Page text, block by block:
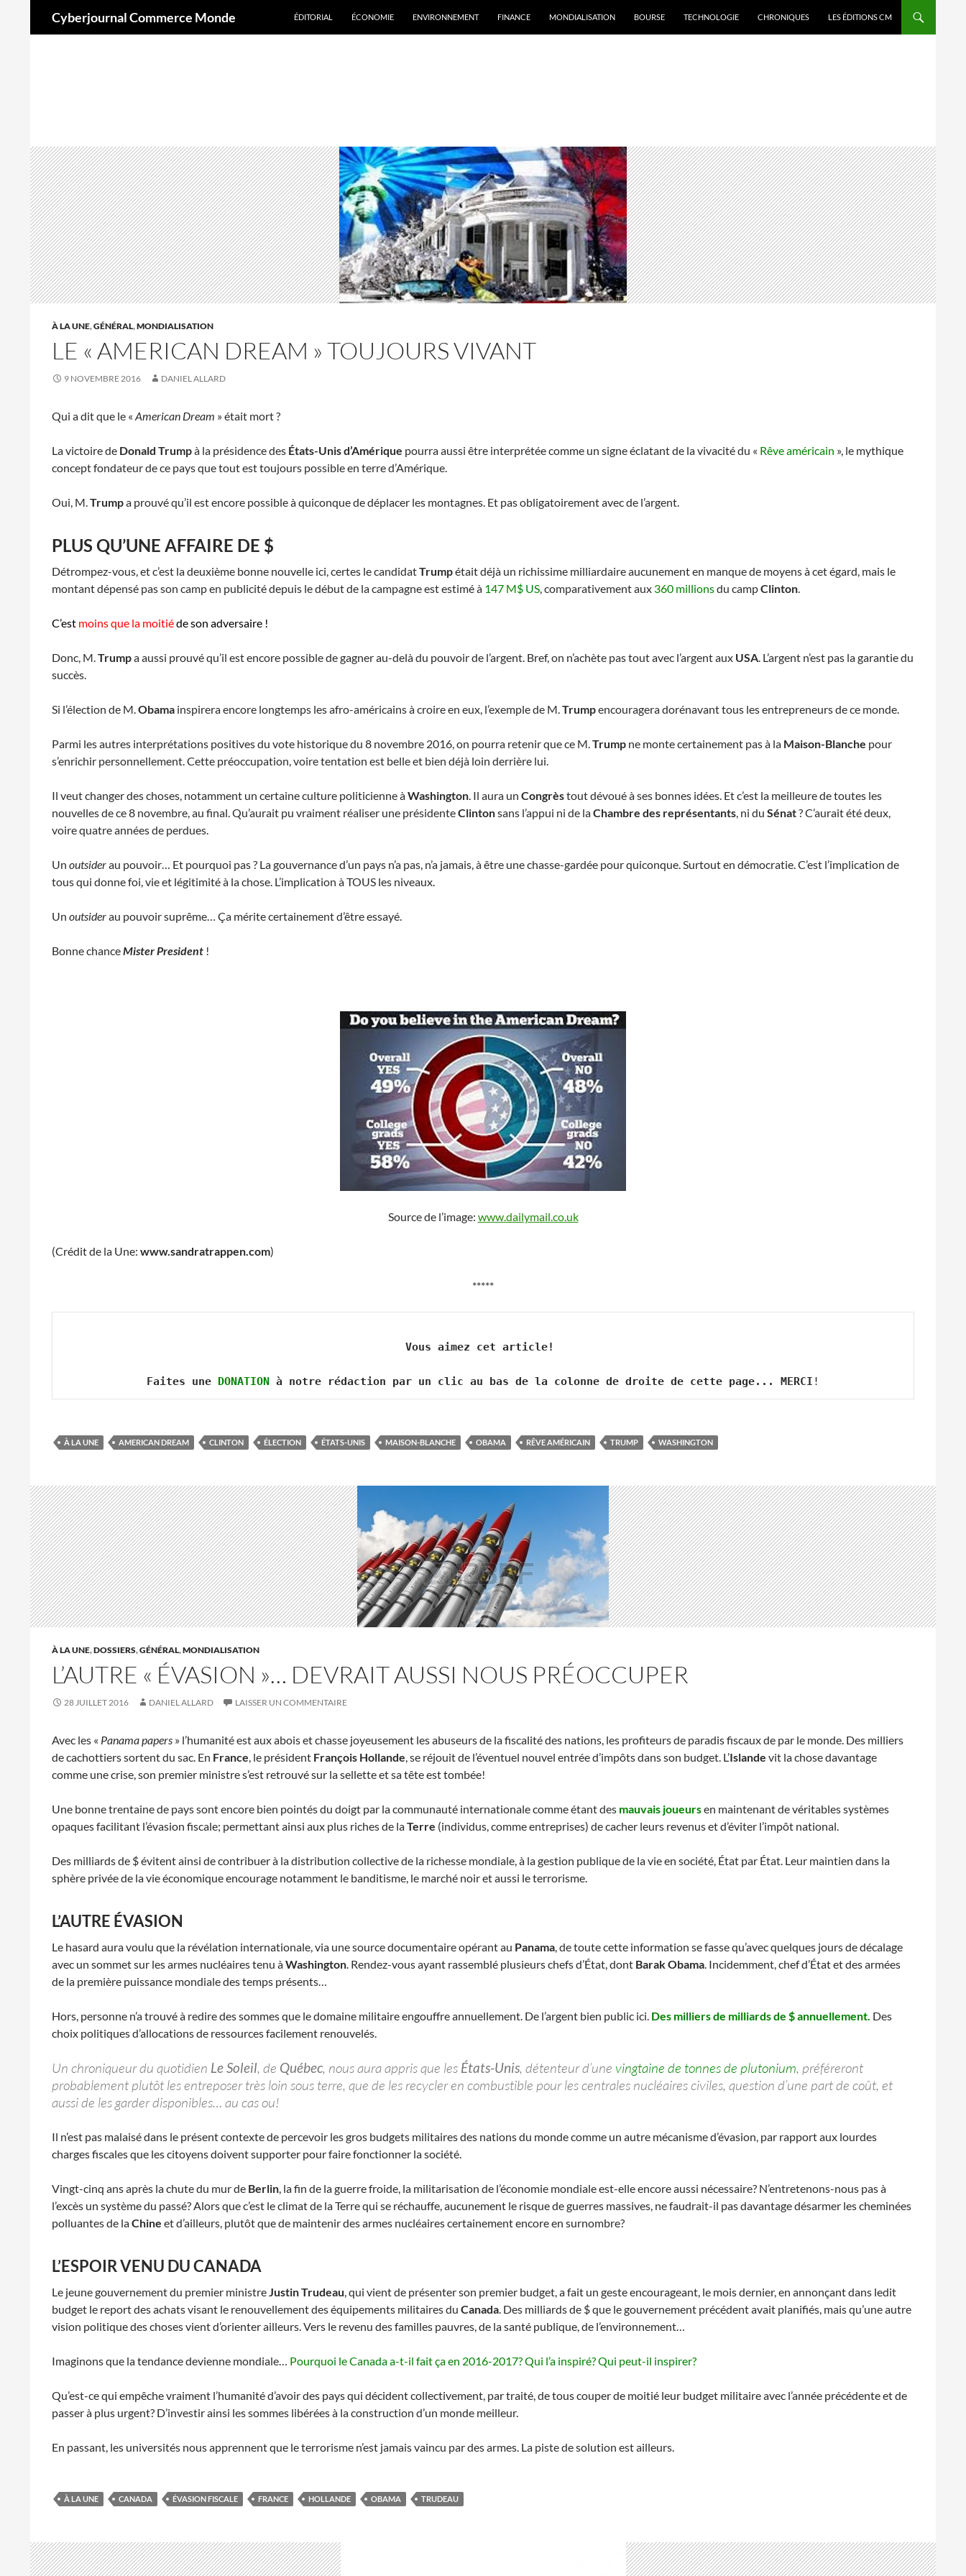
Cyberjournal Commerce Monde ÉDITORIAL ÉCONOMIE ENVIRONNEMENT FINANCE MONDIALISATION BOURSE TECHNOLOGIE CHRONIQUES LES ÉDITIONS CM
À LA UNE,GÉNÉRAL,MONDIALISATION
LE « AMERICAN DREAM » TOUJOURS VIVANT
9 NOVEMBRE 2016 DANIEL ALLARD
Qui a dit que le « American Dream » était mort ?
La victoire de Donald Trumpà la présidence des États-Unis d’Amérique pourra aussi être interprétée comme un signe éclatant de la vivacité du « Rêve américain », le mythique
concept fondateur de ce pays que tout est toujours possible en terre d’Amérique.
Oui, M.Trumpa prouvé qu’il est encore possible à quiconque de déplacer les montagnes. Et pas obligatoirement avec de l’argent.
PLUS QU’UNE AFFAIRE DE $
Détrompez-vous, et c’est la deuxième bonne nouvelle ici, certes le candidatTrumpétait déjà un richissime milliardaire aucunement en manque de moyens à cet égard, mais le
montant dépensé pas son camp en publicité depuis le début de la campagne est estimé à 147 M$ US, comparativement aux 360 millionsdu campClinton.
C’est moins que la moitiéde son adversaire !
Donc, M.Trumpa aussi prouvé qu’il est encore possible de gagner au-delà du pouvoir de l’argent. Bref, on n’achète pas tout avec l’argent aux USA. L’argent n’est pas la garantie du
succès.
Si l’élection de M.Obama inspirera encore longtemps les afro-américains à croire en eux, l’exemple de M.Trumpencouragera dorénavant tous les entrepreneurs de ce monde.
Parmi les autres interprétations positives du vote historique du 8 novembre 2016, on pourra retenir que ce M.Trump ne monte certainement pas à la Maison-Blanche pour
s’enrichir personnellement. Cette préoccupation, voire tentation est belle et bien déjà loin derrière lui.
Il veut changer des choses, notamment un certaine culture politicienne àWashington. Il aura un Congrèstout dévoué à ses bonnes idées. Et c’est la meilleure de toutes les
nouvelles de ce 8 novembre, au final. Qu’aurait pu vraiment réaliser une présidenteClintonsans l’appui ni de laChambre des représentants, ni du Sénat? C’aurait été deux,
voire quatre années de perdues.
Un outsiderau pouvoir… Et pourquoi pas ? La gouvernance d’un pays n’a pas, n’a jamais, à être une chasse-gardée pour quiconque. Surtout en démocratie. C’est l’implication de
tous qui donne foi, vie et légitimité à la chose. L’implication à TOUS les niveaux.
Un outsiderau pouvoir suprême… Ça mérite certainement d’être essayé.
Bonne chanceMister President !
Source de l’image: www.dailymail.co.uk
(Crédit de la Une: www.sandratrappen.com)
*****
Vous aimez cet article!
Faites une DONATION à notre rédaction par un clic au bas de la colonne de droite de cette page... MERCI !
À LA UNE AMERICAN DREAM CLINTON ÉLECTION ÉTATS-UNIS MAISON-BLANCHE OBAMA RÊVE AMÉRICAIN TRUMP WASHINGTON
À LA UNE,DOSSIERS,GÉNÉRAL,MONDIALISATION
L’AUTRE « ÉVASION »… DEVRAIT AUSSI NOUS PRÉOCCUPER
28 JUILLET 2016 DANIEL ALLARD LAISSER UN COMMENTAIRE
Avec les « Panama papers » l’humanité est aux abois et chasse joyeusement les abuseurs de la fiscalité des nations, les profiteurs de paradis fiscaux de par le monde. Des milliers
de cachottiers sortent du sac. En France, le président François Hollande, se réjouit de l’éventuel nouvel entrée d’impôts dans son budget. L’Islande vit la chose davantage
comme une crise, son premier ministre s’est retrouvé sur la sellette et sa tête est tombée!
Une bonne trentaine de pays sont encore bien pointés du doigt par la communauté internationale comme étant des mauvais joueursen maintenant de véritables systèmes
opaques facilitant l’évasion fiscale; permettant ainsi aux plus riches de laTerre (individus, comme entreprises) de cacher leurs revenus et d’éviter l’impôt national.
Des milliards de $ évitent ainsi de contribuer à la distribution collective de la richesse mondiale, à la gestion publique de la vie en société, État par État. Leur maintien dans la
sphère privée de la vie économique encourage notamment le banditisme, le marché noir et aussi le terrorisme.
L’AUTRE ÉVASION
Le hasard aura voulu que la révélation internationale, via une source documentaire opérant au Panama, de toute cette information se fasse qu’avec quelques jours de décalage
avec un sommet sur les armes nucléaires tenu àWashington. Rendez-vous ayant rassemblé plusieurs chefs d’État, dont Barak Obama. Incidemment, chef d’État et des armées
de la première puissance mondiale des temps présents…
Hors, personne n’a trouvé à redire des sommes que le domaine militaire engouffre annuellement. De l’argent bien public ici. Des milliers de milliards de $ annuellement. Des
choix politiques d’allocations de ressources facilement renouvelés.
Un chroniqueur du quotidien Le Soleil, de Québec, nous aura appris que les États-Unis, détenteur d’une vingtaine de tonnes de plutonium, préféreront
probablement plutôt les entreposer très loin sous terre, que de les recycler en combustible pour les centrales nucléaires civiles, question d’une part de coût, et
aussi de les garder disponibles… au cas ou!
Il n’est pas malaisé dans le présent contexte de percevoir les gros budgets militaires des nations du monde comme un autre mécanisme d’évasion, par rapport aux lourdes
charges fiscales que les citoyens doivent supporter pour faire fonctionner la société.
Vingt-cinq ans après la chute du mur de Berlin, la fin de la guerre froide, la militarisation de l’économie mondiale est-elle encore aussi nécessaire? N’entretenons-nous pas à
l’excès un système du passé? Alors que c’est le climat de la Terre qui se réchauffe, aucunement le risque de guerres massives, ne faudrait-il pas davantage désarmer les cheminées
polluantes de laChine et d’ailleurs, plutôt que de maintenir des armes nucléaires certainement encore en surnombre?
L’ESPOIR VENU DU CANADA
Le jeune gouvernement du premier ministreJustin Trudeau, qui vient de présenter son premier budget, a fait un geste encourageant, le mois dernier, en annonçant dans ledit
budget le report des achats visant le renouvellement des équipements militaires du Canada. Des milliards de $ que le gouvernement précédent avait planifiés, mais qu’une autre
vision politique des choses vient d’orienter ailleurs. Vers le revenu des familles pauvres, de la santé publique, de l’environnement…
Imaginons que la tendance devienne mondiale… Pourquoi le Canada a-t-il fait ça en 2016-2017? Qui l’a inspiré? Qui peut-il inspirer?
Qu’est-ce qui empêche vraiment l’humanité d’avoir des pays qui décident collectivement, par traité, de tous couper de moitié leur budget militaire avec l’année précédente et de
passer à plus urgent? D’investir ainsi les sommes libérées à la construction d’un monde meilleur.
En passant, les universités nous apprennent que le terrorisme n’est jamais vaincu par des armes. La piste de solution est ailleurs.
À LA UNE CANADA ÉVASION FISCALE FRANCE HOLLANDE OBAMA TRUDEAU